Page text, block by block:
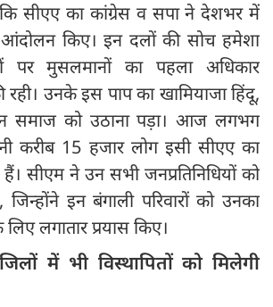
सीएए का कांग्रेस व सपा ने देशभर में
आंदोलन किए। इन दलों की सोच हमेशा
मुसलमानों का पहला अधिकार
उनके इस पाप का खामियाजा हिंदू,
समाज को उठाना पड़ा। आज लगभग
करीब 15 हजार लोग इसी सीएए का
हैं। सीएम ने उन सभी जनप्रतिनिधियों को
जिन्होंने इन बंगाली परिवारों को उनका
लगातार प्रयास किए।
में भी विस्थापितों को मिलेगी